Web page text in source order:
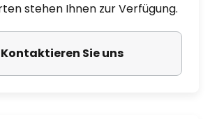
stehen Ihnen zur Verfügung.
Kontaktieren Sie uns